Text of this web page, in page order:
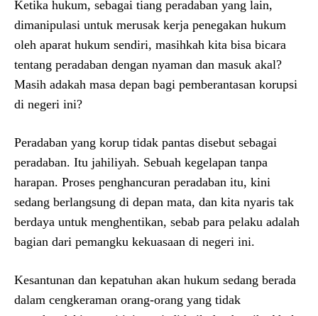
Ketika hukum, sebagai tiang peradaban yang lain,
dimanipulasi untuk merusak kerja penegakan hukum
oleh aparat hukum sendiri, masihkah kita bisa bicara
tentang peradaban dengan nyaman dan masuk akal?
Masih adakah masa depan bagi pemberantasan korupsi
di negeri ini?
Peradaban yang korup tidak pantas disebut sebagai
peradaban. Itu jahiliyah. Sebuah kegelapan tanpa
harapan. Proses penghancuran peradaban itu, kini
sedang berlangsung di depan mata, dan kita nyaris tak
berdaya untuk menghentikan, sebab para pelaku adalah
bagian dari pemangku kekuasaan di negeri ini.
Kesantunan dan kepatuhan akan hukum sedang berada
dalam cengkeraman orang-orang yang tidak